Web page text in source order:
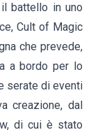
il battello in uno
Cult of Magic
che prevede,
a bordo per lo
serate di eventi
creazione, dal
di cui è stato